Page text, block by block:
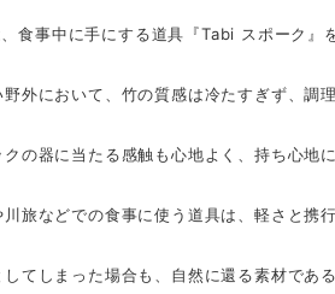
食事中に手にする道具『Tabi スポーク』
外において、竹の質感は冷たすぎず、調
の器に当たる感触も心地よく、持ち心地
旅などでの食事に使う道具は、軽さと携
してしまった場合も、自然に還る素材で